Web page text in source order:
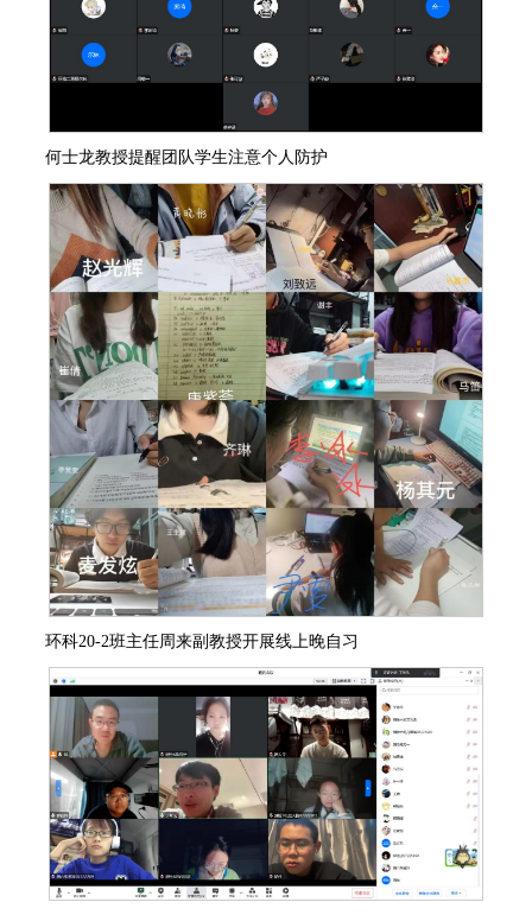
何士龙教授提醒团队学生注意个人防护
环科20-2班主任周来副教授开展线上晚自习